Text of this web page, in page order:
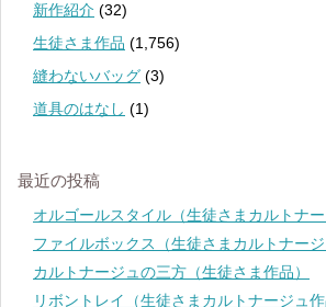
新作紹介 (32)
生徒さま作品 (1,756)
縫わないバッグ (3)
道具のはなし (1)
最近の投稿
オルゴールスタイル（生徒さまカルトナー
ファイルボックス（生徒さまカルトナージ
カルトナージュの三方（生徒さま作品）
リボントレイ（生徒さまカルトナージュ作